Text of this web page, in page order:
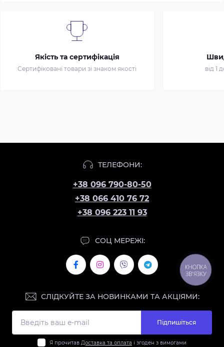
Якість та сертифікація
Сертифіковані товари зі знаком якості від 1
ТЕЛЕФОНИ:
+38 096 790-80-50
+38 066 410 76 72
+38 096 223 11 93
СОЦ МЕРЕЖІ:
СЛІДКУЙТЕ ЗА НОВИНКАМИ ТА АКЦІЯМИ:
Підпишіться
Я прочитав Доставка та оплата і згоден з вимогами
КНОПКА
ЗВ'ЯЗКУ